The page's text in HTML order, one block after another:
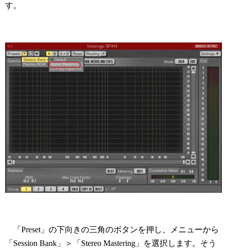
す。
「Preset」の下向きの三角のボタンを押し、メニューから
「Session Bank」＞「Stereo Mastering」を選択します。そう